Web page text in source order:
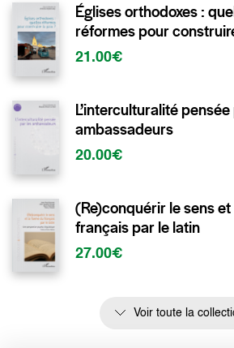
Églises orthodoxes :
réformes pour
21.00€
L’interculturalité
ambassadeurs
20.00€
(Re)conquérir le sens
français par le latin
27.00€
Voir toute la